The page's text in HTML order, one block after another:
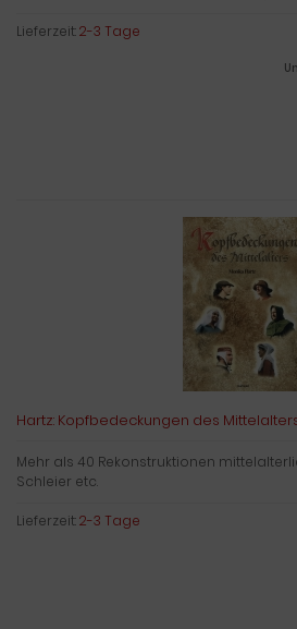
Lieferzeit:2-3 Tage
Hartz: Kopfbedeckungen des
Mehr als 40 Rekonstruktionen
Schleier etc.
Lieferzeit:2-3 Tage